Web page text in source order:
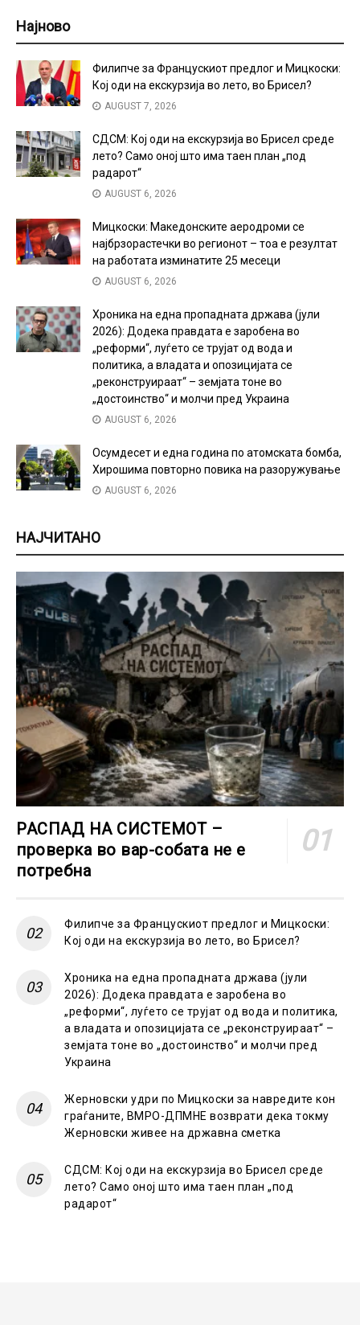
Најново
Филипче за Францускиот предлог и Мицкоски:
Кој оди на екскурзија во лето, во Брисел?
AUGUST 7, 2026
СДСМ: Кој оди на екскурзија во Брисел среде
лето? Само оној што има таен план „под
радарот“
AUGUST 6, 2026
Мицкоски: Македонските аеродроми се
најбрзорастечки во регионот – тоа е резултат
на работата изминатите 25 месеци
AUGUST 6, 2026
Хроника на една пропадната држава (јули
2026): Додека правдата е заробена во
„реформи“, луѓето се трујат од вода и
политика, а владата и опозицијата се
„реконструираат“ – земјата тоне во
„достоинство“ и молчи пред Украина
AUGUST 6, 2026
Осумдесет и една година по атомската бомба,
Хирошима повторно повика на разоружување
AUGUST 6, 2026
НАЈЧИТАНО
РАСПАД НА СИСТЕМОТ –
проверка во вар-собата не е
потребна
Филипче за Францускиот предлог и Мицкоски:
Кој оди на екскурзија во лето, во Брисел?
Хроника на една пропадната држава (јули
2026): Додека правдата е заробена во
„реформи“, луѓето се трујат од вода и политика,
а владата и опозицијата се „реконструираат“ –
земјата тоне во „достоинство“ и молчи пред
Украина
Жерновски удри по Мицкоски за навредите кон
граѓаните, ВМРО-ДПМНЕ возврати дека токму
Жерновски живее на државна сметка
СДСМ: Кој оди на екскурзија во Брисел среде
лето? Само оној што има таен план „под
радарот“